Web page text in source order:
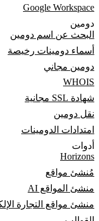
Google Workspace
دومين
البحث عن اسم دومين
أسماء دومينات رخيصة
دومين مجاني
WHOIS
شهادة SSL مجانية
نقل دومين
امتدادات الدومينات
أدوات
Horizons
مُنشئ مواقع
منشئ المواقع AI
منشئ مواقع التجارة